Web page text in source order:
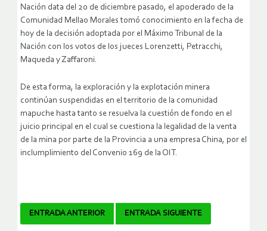
Nación data del 20 de diciembre pasado, el apoderado de la
Comunidad Mellao Morales tomó conocimiento en la fecha de
hoy de la decisión adoptada por el Máximo Tribunal de la
Nación con los votos de los jueces Lorenzetti, Petracchi,
Maqueda y Zaffaroni.
De esta forma, la exploración y la explotación minera
continúan suspendidas en el territorio de la comunidad
mapuche hasta tanto se resuelva la cuestión de fondo en el
juicio principal en el cual se cuestiona la legalidad de la venta
de la mina por parte de la Provincia a una empresa China, por el
inclumplimiento del Convenio 169 de la OIT.
Navegador
ENTRADA ANTERIOR ENTRADA SIGUIENTE